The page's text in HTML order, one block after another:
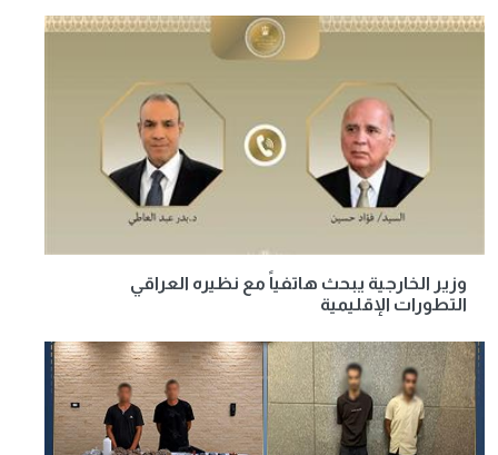
وزير الخارجية يبحث هاتفياً مع نظيره العراقي
التطورات الإقليمية